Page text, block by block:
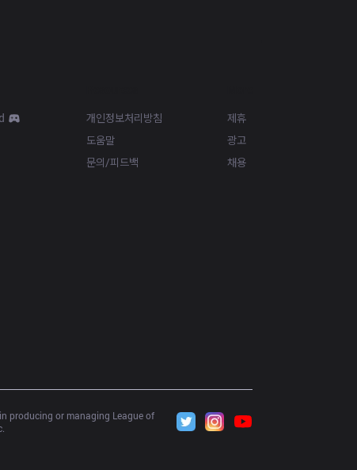
개인정보처리방침
도움말
문의/피드백
제휴
광고
채용
producing or managing League of